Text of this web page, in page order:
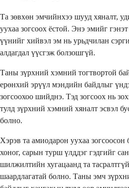
Та зөвхөн эмчийнхээ шууд хяналт,
уухаа зогсоох ёстой. Энэ эмийг
үүнийг хийвэл эм нь урьдчилан
алдагдал үүсгэж болзошгүй.
Таны зүрхний хэмний тогтвортой
ерөнхий эрүүл мэндийн байдлыг
зогсоохоо шийднэ. Тэд зогсоох нь
тулд зүрхний хэмний хяналт эсвэл
болно.
Хэрэв та амиодарон уухаа
хоног, сарын турш үлддэг гэдгийг
шилжилтийн хугацаанд та
шаардлагатай болно. Таны эмч